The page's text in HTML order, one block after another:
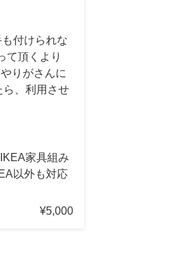
付けられな
て頂くより
りがさんに
ら、利用させ
家具組み
以外も対応
¥5,000